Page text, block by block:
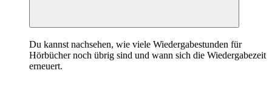
Du kannst nachsehen, wie viele Wiedergabestunden für
Hörbücher noch übrig sind und wann sich die Wiedergabezeit
erneuert.